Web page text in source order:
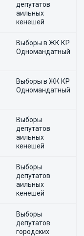
депутатов
аильных
кенешей
Выборы в ЖК КР
Одномандатный
Выборы в ЖК КР
Одномандатный
Выборы
депутатов
аильных
кенешей
Выборы
депутатов
аильных
кенешей
Выборы
депутатов
городских